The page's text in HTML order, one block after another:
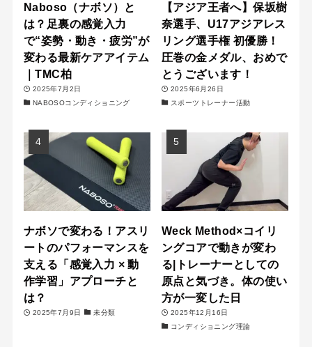
Naboso（ナボソ）と
は？足裏の感覚入力
で“姿勢・動き・疲労”が
変わる最新ケアアイテム
｜TMC柏
2025年7月2日
NABOSOコンディショニング
【アジア王者へ】保坂樹
奈選手、U17アジアレス
リング選手権 初優勝！
圧巻の金メダル、おめで
とうございます！
2025年6月26日
スポーツトレーナー活動
ナボソで変わる！アスリ
ートのパフォーマンスを
支える「感覚入力 × 動
作学習」アプローチと
は？
2025年7月9日 未分類
Weck Method×コイリ
ングコアで動きが変わ
る|トレーナーとしての
原点と気づき。体の使い
方が一変した日
2025年12月16日
コンディショニング理論